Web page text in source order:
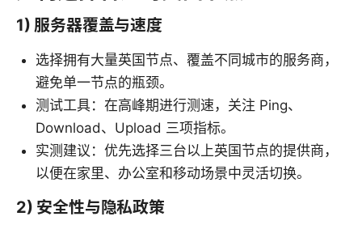
1) 服务器覆盖与速度
选择拥有大量英国节点、覆盖不同城市的服务商，
避免单一节点的瓶颈。
测试工具：在高峰期进行测速，关注 Ping、
Download、Upload 三项指标。
实测建议：优先选择三台以上英国节点的提供商，
以便在家里、办公室和移动场景中灵活切换。
2) 安全性与隐私政策